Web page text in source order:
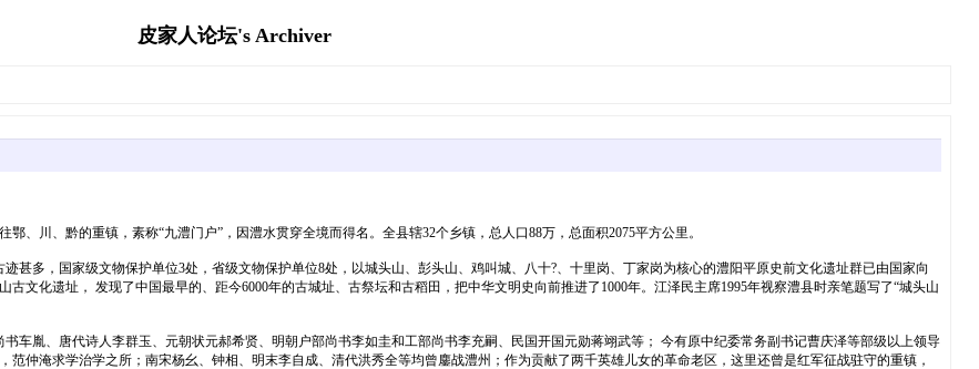
皮家人论坛's Archiver
川、黔的重镇，素称“九澧门户”，因澧水贯穿全境而得名。全县辖32个乡镇，总人口88万，总面积2075平方公里。
多，国家级文物保护单位3处，省级文物保护单位8处，以城头山、彭头山、鸡叫城、八十?、十里岗、丁家岗为核心的澧阳平原史前文化遗址群已由国家向
文化遗址， 发现了中国最早的、距今6000年的古城址、古祭坛和古稻田，把中华文明史向前推进了1000年。江泽民主席1995年视察澧县时亲笔题写了“城头山
胤、唐代诗人李群玉、元朝状元郝希贤、明朝户部尚书李如圭和工部尚书李充嗣、民国开国元勋蒋翊武等； 今有原中纪委常务副书记曹庆泽等部级以上领导
范仲淹求学治学之所；南宋杨幺、钟相、明末李自成、清代洪秀全等均曾鏖战澧州；作为贡献了两千英雄儿女的革命老区，这里还曾是红军征战驻守的重镇，